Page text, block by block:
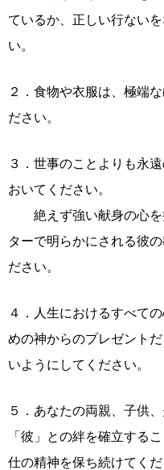
ているか、正しい行ない
い。
２．食物や衣服は、極端
ださい。
３．世事のことよりも永
おいてください。
絶えず強い献身の心を
ターで明らかにされる彼
ださい。
４．人生におけるすべて
めの神からのプレゼント
いようにしてください。
５．あなたの両親、子供
「彼」との絆を確立する
仕の精神を保ち続けてくだ